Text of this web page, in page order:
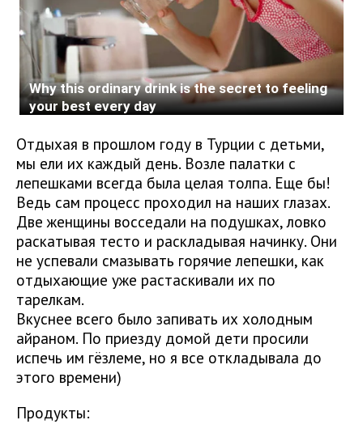
Отдыхая в прошлом году в Турции с детьми,
мы ели их каждый день. Возле палатки с
лепешками всегда была целая толпа. Еще бы!
Ведь сам процесс проходил на наших глазах.
Две женщины восседали на подушках, ловко
раскатывая тесто и раскладывая начинку. Они
не успевали смазывать горячие лепешки, как
отдыхающие уже растаскивали их по
тарелкам.
Вкуснее всего было запивать их холодным
айраном. По приезду домой дети просили
испечь им гёзлеме, но я все откладывала до
этого времени)
Продукты: